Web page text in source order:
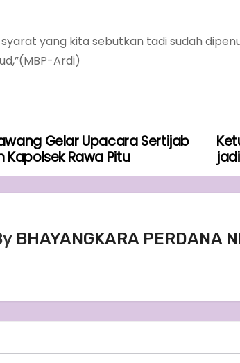
syarat yang kita sebutkan tadi sudah
Ardi)
Gelar Upacara Sertijab
Kapolsek Rawa Pitu
BHAYANGKARA PERDANA